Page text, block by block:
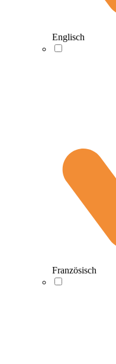
Englisch
Französisch